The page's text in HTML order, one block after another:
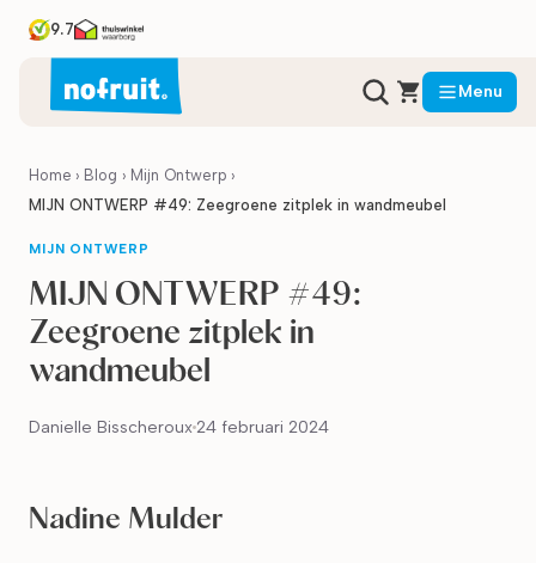
9.7
Menu
Home › Blog › Mijn Ontwerp ›
MIJN ONTWERP #49: Zeegroene zitplek in wandmeubel
MIJN ONTWERP
MIJN ONTWERP #49:
Zeegroene zitplek in
wandmeubel
Danielle Bisscheroux 24 februari 2024
Nadine Mulder